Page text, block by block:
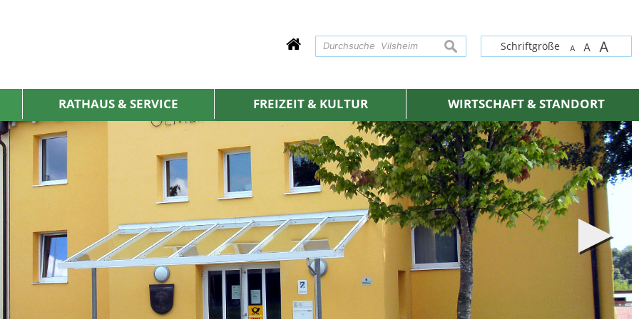
Schriftgröße A A A
suchen
RATHAUS & SERVICE FREIZEIT & KULTUR WIRTSCHAFT & STANDORT